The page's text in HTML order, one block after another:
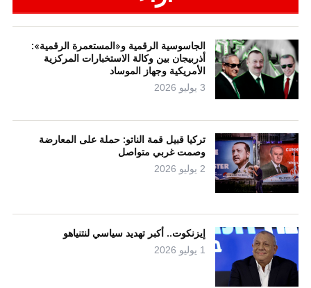
الجاسوسية الرقمية و«المستعمرة الرقمية»:
أذربيجان بين وكالة الاستخبارات المركزية
الأمريكية وجهاز الموساد
3 يوليو 2026
تركيا قبيل قمة الناتو: حملة على المعارضة
وصمت غربي متواصل
2 يوليو 2026
إيزنكوت.. أكبر تهديد سياسي لنتنياهو
1 يوليو 2026